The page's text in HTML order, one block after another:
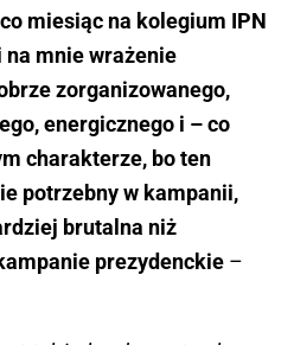
miesiąc na kolegium IPN
mnie wrażenie
zorganizowanego,
energicznego i – co
charakterze, bo ten
potrzebny w kampanii,
brutalna niż
prezydenckie –